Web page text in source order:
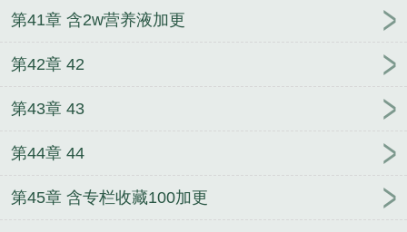
第41章 含2w营养液加更
第42章 42
第43章 43
第44章 44
第45章 含专栏收藏100加更